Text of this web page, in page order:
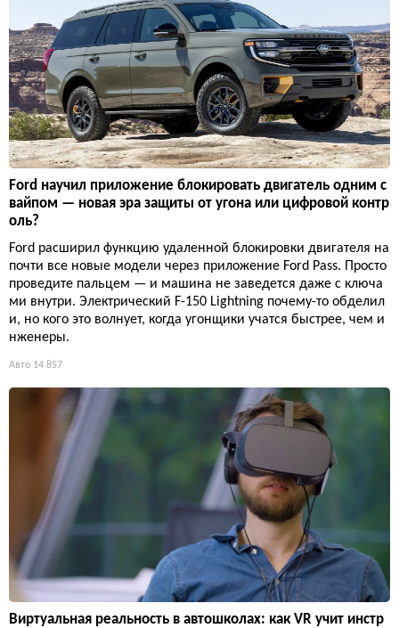
Ford научил приложение блокировать двигатель одним с
вайпом — новая эра защиты от угона или цифровой контр
оль?
Ford расширил функцию удаленной блокировки двигателя на
почти все новые модели через приложение Ford Pass. Просто
проведите пальцем — и машина не заведется даже с ключа
ми внутри. Электрический F-150 Lightning почему-то обделил
и, но кого это волнует, когда угонщики учатся быстрее, чем и
нженеры.
Авто 14 857
Виртуальная реальность в автошколах: как VR учит инстр